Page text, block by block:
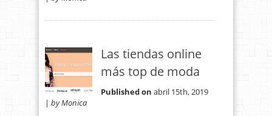
Las tiendas online
más top de moda
Published on abril 15th, 2019
| by Monica